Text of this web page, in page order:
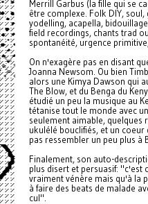
Merrill Garbus (la fille qui se
être complexe. Folk DIY,
yodelling, acapella,
field recordings, chants trad
spontanéité, urgence
On n'exagère pas en disant
Joanna Newsom. Ou bien
alors une Kimya Dawson qui
The Blow, et du Benga du
étudié un peu la musique au
tétanise tout le monde avec
seulement aimable, quelques
ukulélé bouclifiés, et un
pas ressembler un peu plus à
Finalement, son auto-
plus disert et persuasif: "c'est
vraiment vénère mais qu'à la
à faire des beats de malade
cul".